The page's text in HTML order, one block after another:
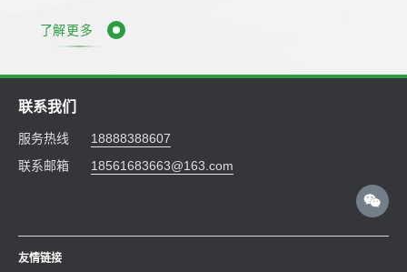
了解更多
联系我们
服务热线
18888388607
联系邮箱
18561683663@163.com
友情链接